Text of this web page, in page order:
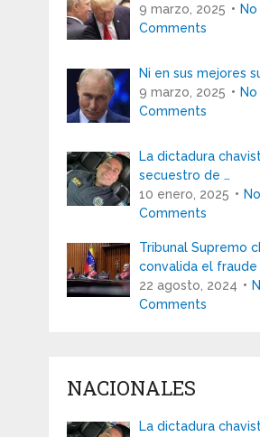
9 marzo, 2025
No
Comments
Ni en sus mejores
9 marzo, 2025
No
Comments
La dictadura
secuestro de …
10 enero, 2025
No
Comments
Tribunal Supremo
convalida el
22 agosto, 2024
Comments
NACIONALES
La dictadura